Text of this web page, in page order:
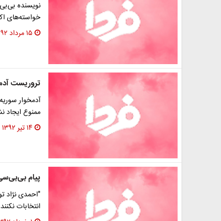
نویسنده
خواسته‌های
۱۵ مرداد ۱۳۹۲
تروریست
آدمخوار
ممنوع ایجاد
۱۴ تیر ۱۳۹۲
پیام
"احمدی نژاد
انتخابات